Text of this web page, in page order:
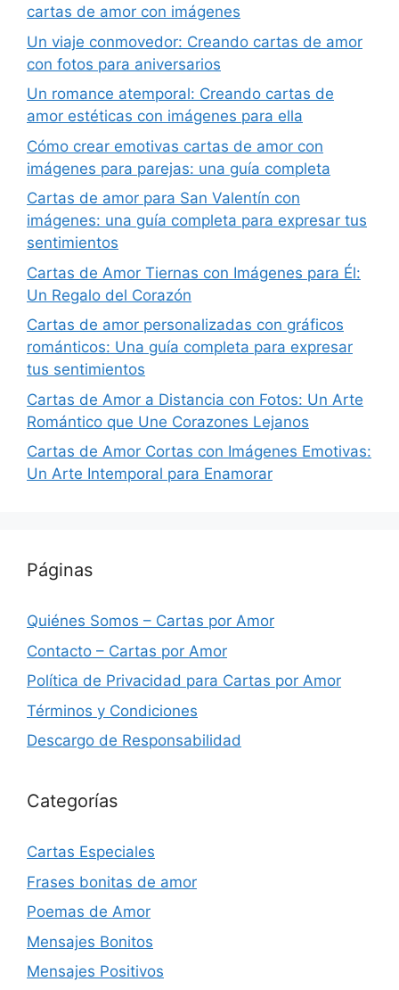
cartas de amor con imágenes
Un viaje conmovedor: Creando cartas de amor
con fotos para aniversarios
Un romance atemporal: Creando cartas de
amor estéticas con imágenes para ella
Cómo crear emotivas cartas de amor con
imágenes para parejas: una guía completa
Cartas de amor para San Valentín con
imágenes: una guía completa para expresar tus
sentimientos
Cartas de Amor Tiernas con Imágenes para Él:
Un Regalo del Corazón
Cartas de amor personalizadas con gráficos
románticos: Una guía completa para expresar
tus sentimientos
Cartas de Amor a Distancia con Fotos: Un Arte
Romántico que Une Corazones Lejanos
Cartas de Amor Cortas con Imágenes Emotivas:
Un Arte Intemporal para Enamorar
Páginas
Quiénes Somos – Cartas por Amor
Contacto – Cartas por Amor
Política de Privacidad para Cartas por Amor
Términos y Condiciones
Descargo de Responsabilidad
Categorías
Cartas Especiales
Frases bonitas de amor
Poemas de Amor
Mensajes Bonitos
Mensajes Positivos